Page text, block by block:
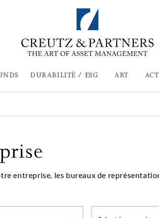
DURABILITÉ / ESG ART
entreprise, les bureaux de